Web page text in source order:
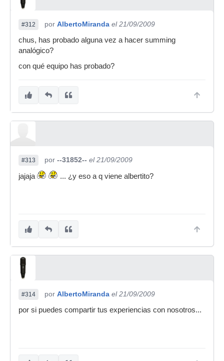
#312 por AlbertoMiranda el 21/09/2009
chus, has probado alguna vez a hacer summing
analógico?
con qué equipo has probado?
#313 por --31852-- el 21/09/2009
jajaja ... ¿y eso a q viene albertito?
#314 por AlbertoMiranda el 21/09/2009
por si puedes compartir tus experiencias con nosotros...